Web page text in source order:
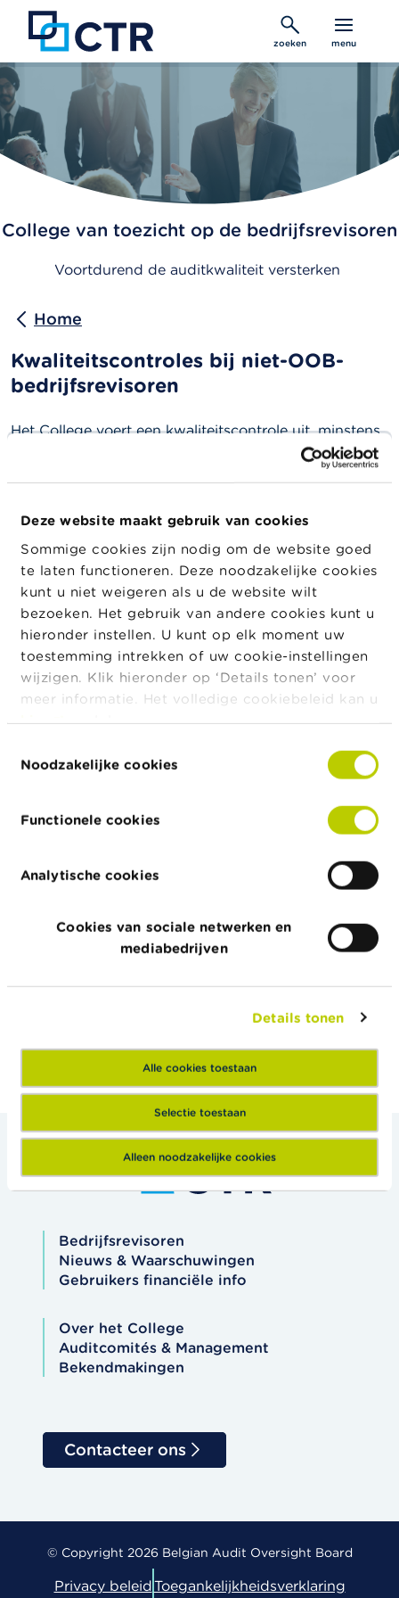
Deze website maakt gebruik van cookies
Sommige cookies zijn nodig om de website goed
te laten functioneren. Deze noodzakelijke cookies
kunt u niet weigeren als u de website wilt
bezoeken. Het gebruik van andere cookies kunt u
hieronder instellen. U kunt op elk moment uw
toestemming intrekken of uw cookie-instellingen
wijzigen. Klik hieronder op ‘Details tonen’ voor
meer informatie. Het volledige cookiebeleid kan u
hier
raadplegen.
Noodzakelijke cookies
Functionele cookies
Analytische cookies
Cookies van sociale netwerken en
mediabedrijven
Details tonen
Alle cookies toestaan
Selectie toestaan
Alleen noodzakelijke cookies
Overslaan
de
inhoud
gaan
zoeken menu
College van toezicht op de bedrijfsrevisoren
Voortdurend de auditkwaliteit versterken
Home
Kwaliteitscontroles bij niet-OOB-
bedrijfsrevisoren
Het College voert een kwaliteitscontrole uit, minstens
om de zes jaar, bij bedrijfsrevisoren die geen controle
uitvoeren van een organisatie van openbaar belang
overschrijdt als bedoeld in het artikel 1:26 van het
(niet-OOB-bedrijfsrevisoren).
Voor de uitvoering van de kwaliteitscontroles van
niet-OOB-bedrijfsrevisoren doet het College een
beroep op actieve bedrijfsrevisoren.
Het College kan één of meer inspecteurs aanstellen
om de kwaliteitsbeoordeling van elke bedrijfsrevisor
hun inspecties maken de inspecteurs gebruik van de
door het College goedgekeurde leidraad. Het College
alvorens de leidraad toe te passen.
BEDRIJFSREVISOREN DIE BIJ GEEN
ENKELE ORGANISATIE VAN OPENBAAR
Bedrijfsrevisoren
Nieuws & Waarschuwingen
Gebruikers financiële info
Over het College
Auditcomités & Management
Bekendmakingen
Contacteer ons
© Copyright 2026 Belgian Audit Oversight Board
Privacy beleidToegankelijkheidsverklaring